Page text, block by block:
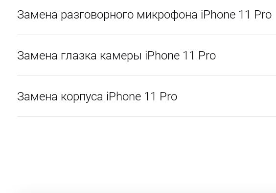
Замена разговорного микрофона iPhone 11 Pro
Замена глазка камеры iPhone 11 Pro
Замена корпуса iPhone 11 Pro